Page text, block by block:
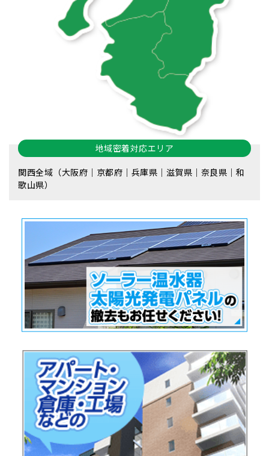
地域密着対応エリア
関西全域（大阪府｜京都府｜兵庫県｜滋賀県｜奈良県｜和
歌山県）